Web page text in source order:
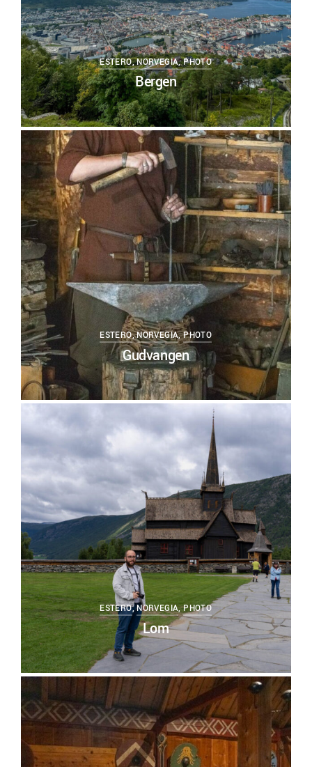
ESTERO,NORVEGIA,PHOTO
Bergen
0
ESTERO,NORVEGIA,PHOTO
Gudvangen
ESTERO,NORVEGIA,PHOTO
Lom
0